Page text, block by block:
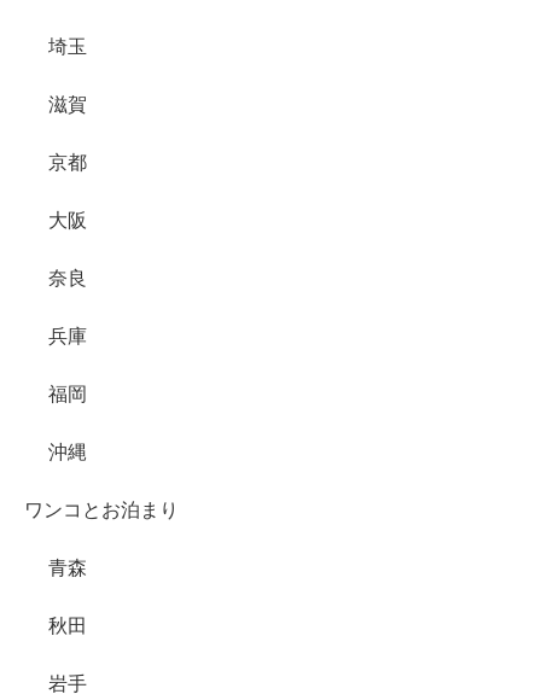
埼玉
滋賀
京都
大阪
奈良
兵庫
福岡
沖縄
ワンコとお泊まり
青森
秋田
岩手